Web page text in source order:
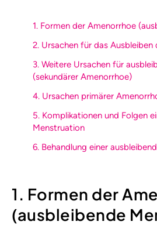
1. Formen der Amenorrhoe
2. Ursachen für das
3. Weitere Ursachen für
(sekundärer Amenorrhoe)
4. Ursachen primärer
5. Komplikationen und Folgen
Menstruation
6. Behandlung einer
1. Formen der
(ausbleibende